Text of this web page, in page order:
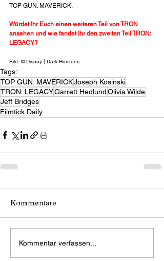
TOP GUN: MAVERICK.
Würdet Ihr Euch einen weiteren Teil von TRON
ansehen und wie fandet Ihr den zweiten Teil TRON:
LEGACY?
Bild: © Disney | Dark Horizons
Tags:
TOP GUN: MAVERICKJoseph Kosinski
TRON: LEGACYGarrett HedlundOlivia Wilde
Jeff Bridges
Filmtick Daily
Kommentare
Kommentar verfassen...